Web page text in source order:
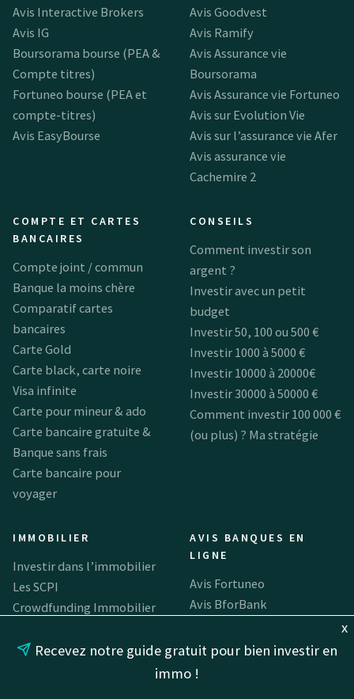
x
Recevez notre guide gratuit pour bien investir en
immo !
Avis Interactive Brokers
Avis IG
Boursorama bourse (PEA &
Compte titres)
Fortuneo bourse (PEA et
compte-titres)
Avis EasyBourse
Avis Goodvest
Avis Ramify
Avis Assurance vie
Boursorama
Avis Assurance vie Fortuneo
Avis sur Evolution Vie
Avis sur l’assurance vie Afer
Avis assurance vie
Cachemire 2
COMPTE ET CARTES
BANCAIRES
Compte joint / commun
Banque la moins chère
Comparatif cartes
bancaires
Carte Gold
Carte black, carte noire
Visa infinite
Carte pour mineur & ado
Carte bancaire gratuite &
Banque sans frais
Carte bancaire pour
voyager
CONSEILS
Comment investir son
argent ?
Investir avec un petit
budget
Investir 50, 100 ou 500 €
Investir 1000 à 5000 €
Investir 10000 à 20000€
Investir 30000 à 50000 €
Comment investir 100 000 €
(ou plus) ? Ma stratégie
IMMOBILIER
Investir dans l’immobilier
Les SCPI
Crowdfunding Immobilier
SCPI en usufruit
AVIS BANQUES EN
LIGNE
Avis Fortuneo
Avis BforBank
Avis Boursorama
Avis Compte Nickel